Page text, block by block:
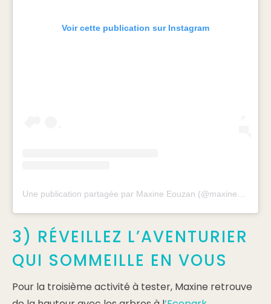
Voir cette publication sur Instagram
3) RÉVEILLEZ L’AVENTURIER
QUI SOMMEILLE EN VOUS
Pour la troisième activité à tester, Maxine retrouve